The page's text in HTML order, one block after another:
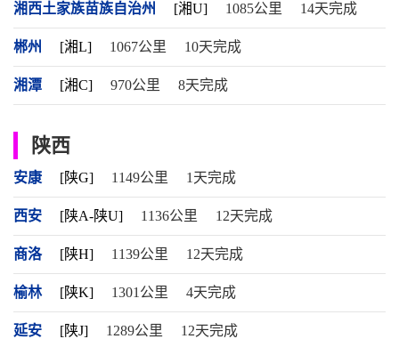
湘西土家族苗族自治州 [湘U] 1085公里 14天完成
郴州 [湘L] 1067公里 10天完成
湘潭 [湘C] 970公里 8天完成
陕西
安康 [陕G] 1149公里 1天完成
西安 [陕A-陕U] 1136公里 12天完成
商洛 [陕H] 1139公里 12天完成
榆林 [陕K] 1301公里 4天完成
延安 [陕J] 1289公里 12天完成